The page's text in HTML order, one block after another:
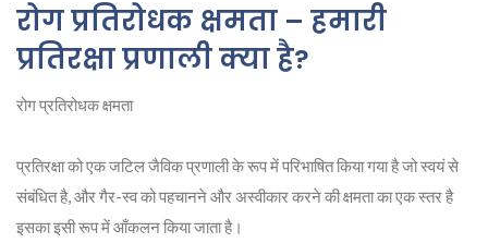
रोग प्रतिरोधक क्षमता – हमारी
प्रतिरक्षा प्रणाली क्या है?
रोग प्रतिरोधक क्षमता
प्रतिरक्षा को एक जटिल जैविक प्रणाली के रूप में परिभाषित किया गया है जो स्वयं से
संबंधित है, और गैर-स्व को पहचानने और अस्वीकार करने की क्षमता का एक स्तर है
इसका इसी रूप में आँकलन किया जाता है।